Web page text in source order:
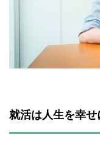
就活は人生を幸